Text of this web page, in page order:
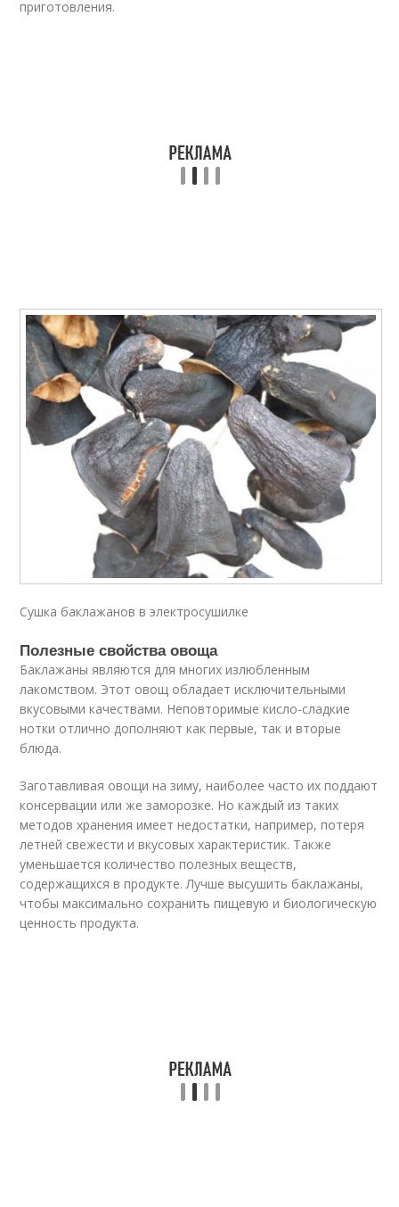
приготовления.
Сушка баклажанов в электросушилке
Полезные свойства овоща
Баклажаны являются для многих излюбленным
лакомством. Этот овощ обладает исключительными
вкусовыми качествами. Неповторимые кисло-сладкие
нотки отлично дополняют как первые, так и вторые
блюда.
Заготавливая овощи на зиму, наиболее часто их поддают
консервации или же заморозке. Но каждый из таких
методов хранения имеет недостатки, например, потеря
летней свежести и вкусовых характеристик. Также
уменьшается количество полезных веществ,
содержащихся в продукте. Лучше высушить баклажаны,
чтобы максимально сохранить пищевую и биологическую
ценность продукта.